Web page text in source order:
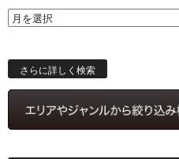
ス
索
さらに詳しく検索